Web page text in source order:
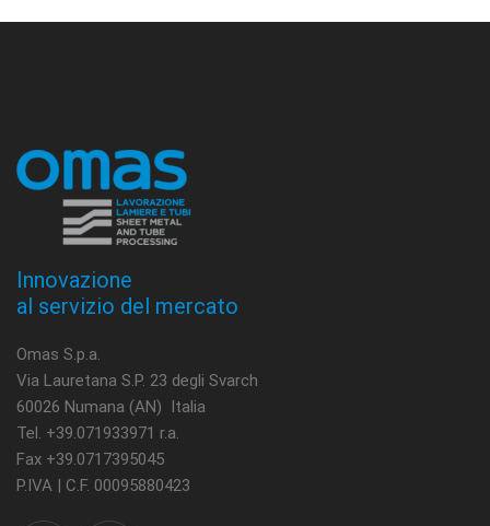
Innovazione
al servizio del mercato
Omas S.p.a.
Via Lauretana S.P. 23 degli Svarch
60026 Numana (AN) Italia
Tel. +39.071933971 r.a.
Fax +39.0717395045
P.IVA | C.F. 00095880423